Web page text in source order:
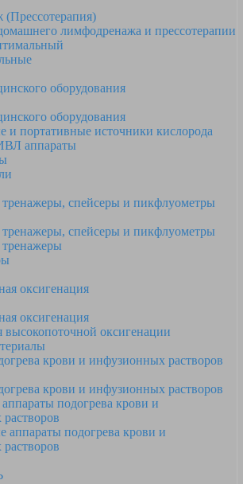
лимфодренажа и прессотерапии
оборудования
оборудования
и портативные источники кислорода
аппараты
спейсеры и пикфлуометры
спейсеры и пикфлуометры
оксигенация
оксигенация
высокопоточной оксигенации
крови и инфузионных растворов
крови и инфузионных растворов
подогрева крови и
аппараты подогрева крови и